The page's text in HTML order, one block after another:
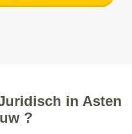
in Asten
?